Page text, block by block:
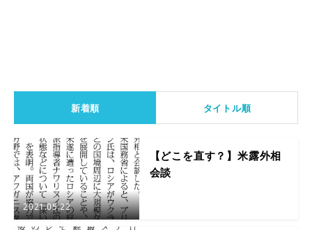
新着順 タイトル順
2021.05.22
【どこを直す？】米露外相
会談